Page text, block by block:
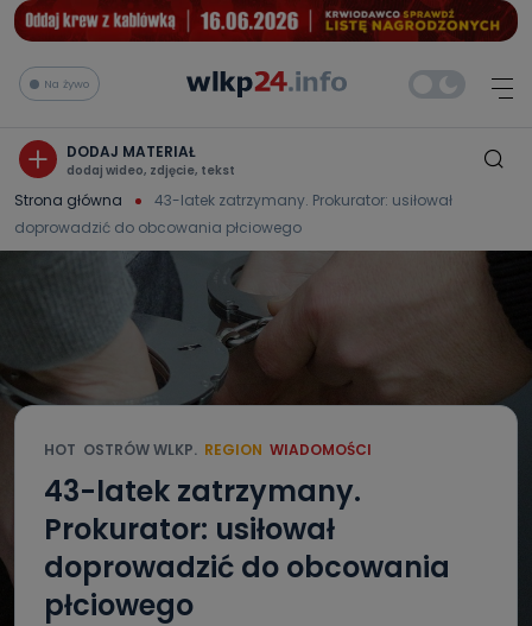
Na żywo
DODAJ MATERIAŁ
dodaj wideo, zdjęcie, tekst
Strona główna
43-latek zatrzymany. Prokurator: usiłował
doprowadzić do obcowania płciowego
HOT OSTRÓW WLKP. REGION WIADOMOŚCI
43-latek zatrzymany.
Prokurator: usiłował
doprowadzić do obcowania
płciowego